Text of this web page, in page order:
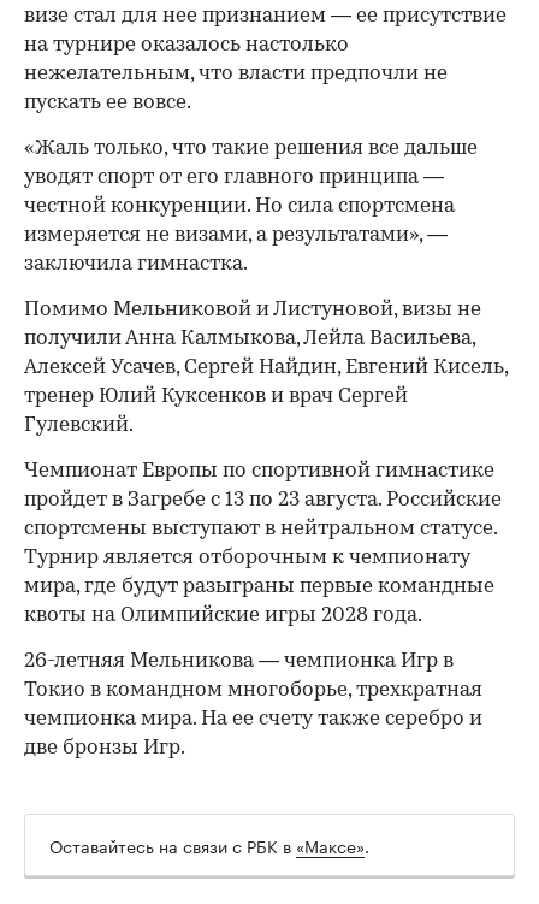
визе стал для нее признанием — ее присутствие
на турнире оказалось настолько
нежелательным, что власти предпочли не
пускать ее вовсе.
«Жаль только, что такие решения все дальше
уводят спорт от его главного принципа —
честной конкуренции. Но сила спортсмена
измеряется не визами, а результатами», —
заключила гимнастка.
Помимо Мельниковой и Листуновой, визы не
получили Анна Калмыкова, Лейла Васильева,
Алексей Усачев, Сергей Найдин, Евгений Кисель,
тренер Юлий Куксенков и врач Сергей
Гулевский.
Чемпионат Европы по спортивной гимнастике
пройдет в Загребе с 13 по 23 августа. Российские
спортсмены выступают в нейтральном статусе.
Турнир является отборочным к чемпионату
мира, где будут разыграны первые командные
квоты на Олимпийские игры 2028 года.
26-летняя Мельникова — чемпионка Игр в
Токио в командном многоборье, трехкратная
чемпионка мира. На ее счету также серебро и
две бронзы Игр.
Оставайтесь на связи с РБК в «Максе».